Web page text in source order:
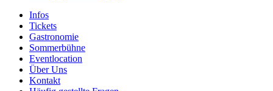
Infos
Tickets
Gastronomie
Sommerbühne
Eventlocation
Über Uns
Kontakt